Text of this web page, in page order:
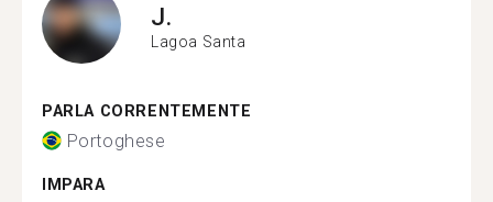
J.
Lagoa Santa
PARLA CORRENTEMENTE
Portoghese
IMPARA